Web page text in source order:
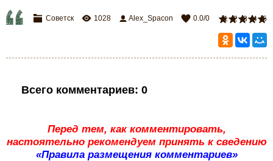
1 2 3 4 5
Советск 1028 Alex_Spacon 0.0/0
Всего комментариев: 0
Перед тем, как комментировать,
настоятельно рекомендуем принять к сведению
«Правила размещения комментариев»